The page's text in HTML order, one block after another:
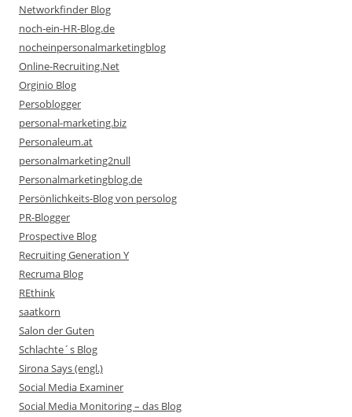
Networkfinder Blog
noch-ein-HR-Blog.de
nocheinpersonalmarketingblog
Online-Recruiting.Net
Orginio Blog
Persoblogger
personal-marketing.biz
Personaleum.at
personalmarketing2null
Personalmarketingblog.de
Persönlichkeits-Blog von persolog
PR-Blogger
Prospective Blog
Recruiting Generation Y
Recruma Blog
REthink
saatkorn
Salon der Guten
Schlachte´s Blog
Sirona Says (engl.)
Social Media Examiner
Social Media Monitoring – das Blog